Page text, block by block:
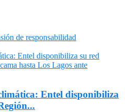
de responsabilidad
Entel disponibiliza